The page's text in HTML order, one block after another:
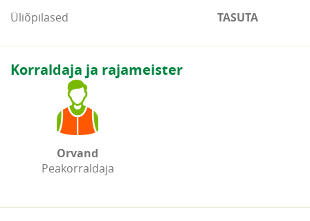
Üliõpilased
TASUTA
Korraldaja ja rajameister
Orvand
Peakorraldaja